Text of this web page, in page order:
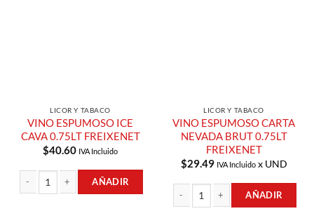
LICOR Y TABACO
VINO ESPUMOSO ICE
CAVA 0.75LT FREIXENET
$40.60 IVA Incluido
VINO ESPUMOSO ICE CAVA 0.75LT FREIXENET cantidad
AÑADIR
LICOR Y TABACO
VINO ESPUMOSO CARTA
NEVADA BRUT 0.75LT
FREIXENET
$29.49 IVA Incluidox UND
AÑADIR